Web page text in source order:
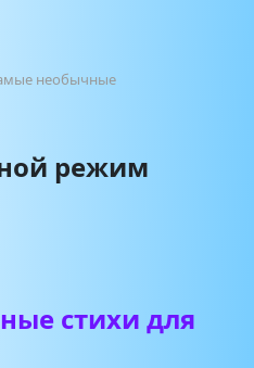
необычные
режим
стихи для